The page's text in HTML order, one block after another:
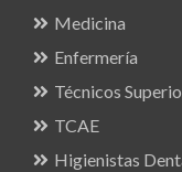
Medicina
Enfermería
Técnicos
TCAE
Higienistas